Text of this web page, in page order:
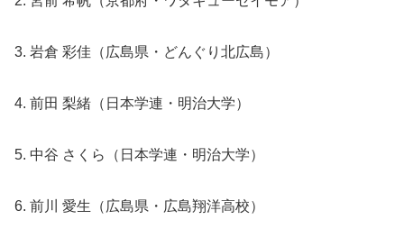
3. 岩倉 彩佳（広島県・どんぐり北広島）
4. 前田 梨緒（日本学連・明治大学）
5. 中谷 さくら（日本学連・明治大学）
6. 前川 愛生（広島県・広島翔洋高校）